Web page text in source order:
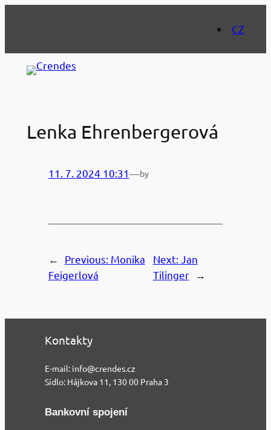
CZ
Lenka Ehrenbergerová
11. 7. 2024 10:31—by
← Previous: Monika
Feigerlová
Next: Jan
Tilinger
→
Kontakty
E-mail: info@crendes.cz
Sídlo: Hájkova 11, 130 00 Praha 3
Bankovní spojení